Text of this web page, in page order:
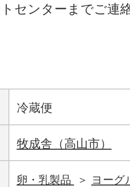
センターまでご連
冷蔵便
牧成舎（高山市）
卵・乳製品 ヨーグ